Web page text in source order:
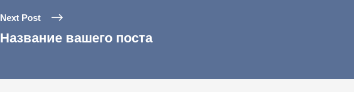
Next Post
Название вашего поста